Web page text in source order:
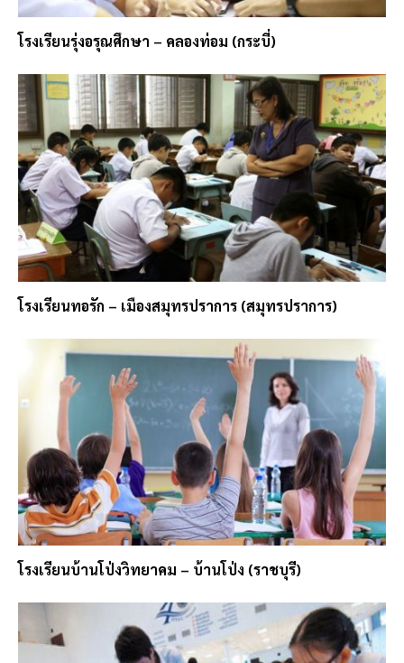
โรงเรียนรุ่งอรุณศึกษา – คลองท่อม (กระบี่)
โรงเรียนทอรัก – เมืองสมุทรปราการ (สมุทรปราการ)
โรงเรียนบ้านโป่งวิทยาคม – บ้านโป่ง (ราชบุรี)